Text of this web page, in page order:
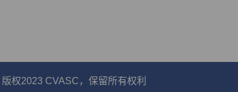
版权2023 CVASC，保留所有权利